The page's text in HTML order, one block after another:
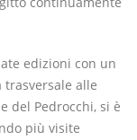
edizioni con un
trasversale alle
del Pedrocchi, si è
più visite